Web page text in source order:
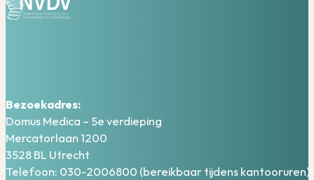
Bezoekadres:
Domus Medica – 5e verdieping
Mercatorlaan 1200
3528 BL Utrecht
Telefoon: 030-2006800 (bereikbaar tijdens kantooruren)